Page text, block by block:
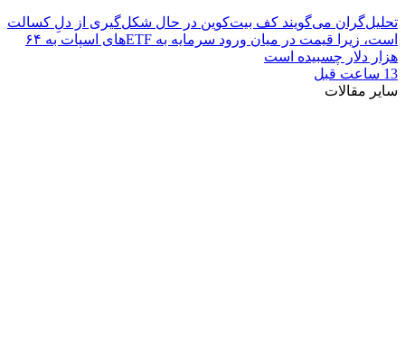
تحلیل‌گران می‌گویند کف بیت‌کوین در حال شکل‌گیری از دلِ کسالت
است، زیرا قیمت در میان ورود سرمایه به ETFهای اسپات به ۶۴
هزار دلار چسبیده است
13 ساعت قبل
سایر مقالات